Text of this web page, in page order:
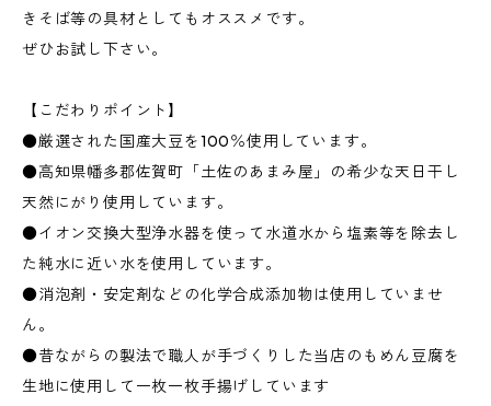
きそば等の具材としてもオススメです。
ぜひお試し下さい。
【こだわりポイント】
●厳選された国産大豆を100％使用しています。
●高知県幡多郡佐賀町「土佐のあまみ屋」の希少な天日干し
天然にがり使用しています。
●イオン交換大型浄水器を使って水道水から塩素等を除去し
た純水に近い水を使用しています。
●消泡剤・安定剤などの化学合成添加物は使用していませ
ん。
●昔ながらの製法で職人が手づくりした当店のもめん豆腐を
生地に使用して一枚一枚手揚げしています